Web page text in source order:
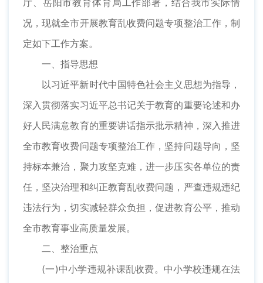
厅、岳阳市教育体育局工作部署，结合我市实际情
况，现就全市开展教育乱收费问题专项整治工作，制
定如下工作方案。
一、指导思想
以习近平新时代中国特色社会主义思想为指导，
深入贯彻落实习近平总书记关于教育的重要论述和办
好人民满意教育的重要讲话指示批示精神，深入推进
全市教育收费问题专项整治工作，坚持问题导向，坚
持标本兼治，聚力攻坚克难，进一步压实各单位的责
任，坚决治理和纠正教育乱收费问题，严查违规违纪
违法行为，切实减轻群众负担，促进教育公平，推动
全市教育事业高质量发展。
二、整治重点
(一)中小学违规补课乱收费。中小学校违规在法